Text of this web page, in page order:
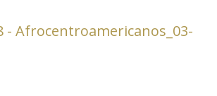
- Afrocentroamericanos_03-